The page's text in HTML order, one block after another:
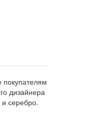
дизайнера
серебро.